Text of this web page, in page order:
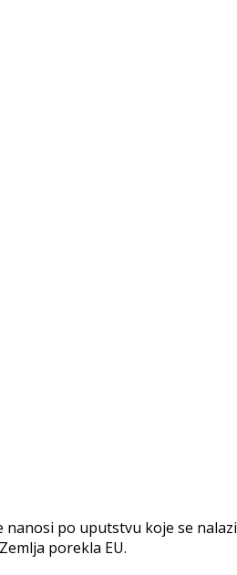
po uputstvu koje se
porekla EU.